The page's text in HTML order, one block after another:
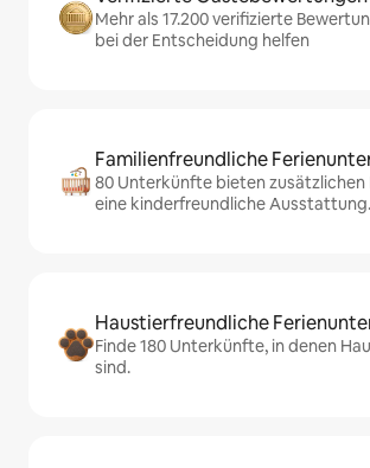
Mehr als 17.200 verifizierte
bei der Entscheidung helfen
Familienfreundliche
80 Unterkünfte bieten zusätzlichen
eine kinderfreundliche Ausstattung.
Haustierfreundliche
Finde 180 Unterkünfte, in denen
sind.